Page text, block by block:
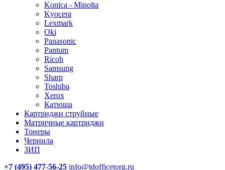
Konica - Minolta
Kyocera
Lexmark
Oki
Panasonic
Pantum
Ricoh
Samsung
Sharp
Toshiba
Xerox
Катюша
Картриджи струйные
Матричные картриджи
Тонеры
Чернила
ЗИП
+7 (495) 477-56-25 info@tdofficetorg.ru